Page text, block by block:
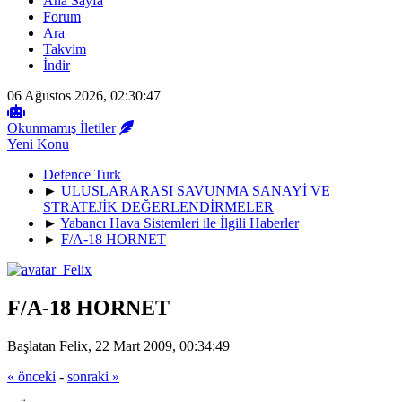
Forum
Ara
Takvim
İndir
06 Ağustos 2026, 02:30:47
Okunmamış İletiler
Yeni Konu
Defence Turk
► ULUSLARARASI SAVUNMA SANAYİ VE
STRATEJİK DEĞERLENDİRMELER
► Yabancı Hava Sistemleri ile İlgili Haberler
► F/A-18 HORNET
F/A-18 HORNET
Başlatan Felix, 22 Mart 2009, 00:34:49
« önceki - sonraki »